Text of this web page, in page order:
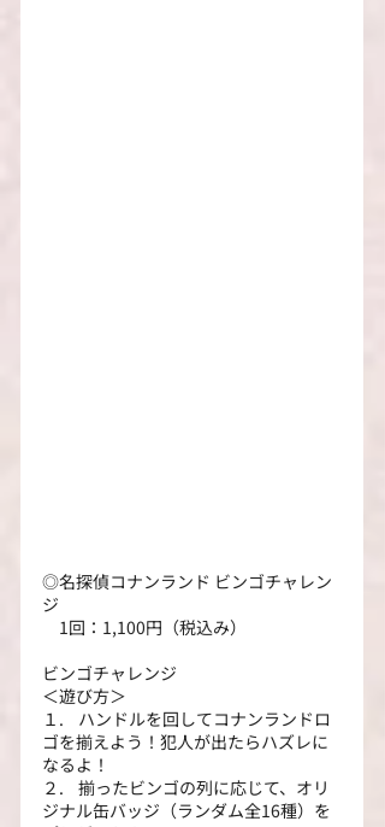
◎名探偵コナンランド ビンゴチャレン
ジ
1回：1,100円（税込み）
ビンゴチャレンジ
＜遊び方＞
１.    ハンドルを回してコナンランドロ
ゴを揃えよう！犯人が出たらハズレに
なるよ！
２.    揃ったビンゴの列に応じて、オリ
ジナル缶バッジ（ランダム全16種）を